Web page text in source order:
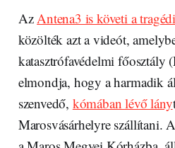
Az Antena3 is követi a
közölték azt a videót,
katasztrófavédelmi főosztály
elmondja, hogy a harmadik
szenvedő, kómában lévő lány
Marosvásárhelyre szállítani.